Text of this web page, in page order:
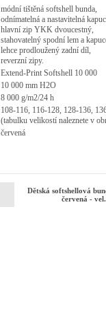
módní tištěná softshell bunda,
odnímatelná a nastavitelná
hlavní zip YKK dvoucestný,
stahovatelný spodní lem a
lehce prodloužený zadní díl,
reverzní zipy.
Extend-Print Softshell 10 000
10 000 mm H2O
8 000 g/m2/24 h
108-116, 116-128, 128-136,
(tabulku velikostí naleznete v
červená
Dětská softshellová
červená -